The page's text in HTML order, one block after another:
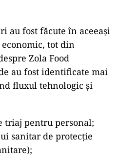
au fost făcute în aceeași
tot din
Zola Food
au fost identificate mai
fluxul tehnologic și
triaj pentru personal;
sanitar de protecție